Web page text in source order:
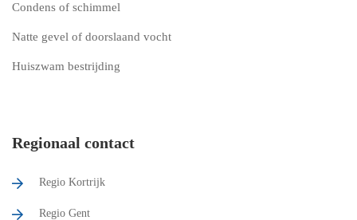
Condens of schimmel
Natte gevel of doorslaand vocht
Huiszwam bestrijding
Regionaal contact
Regio Kortrijk
Regio Gent